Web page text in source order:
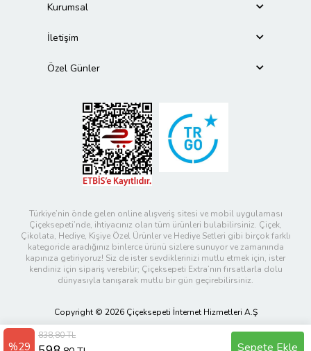
%29
838,80 TL
Sepete Ekle
Kurumsal
İletişim
Özel Günler
Türkiye’nin önde gelen online alışveriş sitesi ve mobil uygulaması
Çiçeksepeti’nde, ihtiyacınız olan tüm ürünleri bulabilirsiniz. Çiçek,
Çikolata, Hediye, Kişiye Özel Ürünler ve Hediye Setleri gibi birçok farklı
kategoride aradığınız binlerce ürünü sizlere sunuyor ve zamanında
kapınıza getiriyoruz! Siz de ister sevdiklerinizi mutlu etmek için, ister
kendiniz için sipariş verebilir; Çiçeksepeti Extra’nın fırsatlarla dolu
dünyasıyla tanışarak mutlu bir gün geçirebilirsiniz.
Copyright © 2026 Çiçeksepeti İnternet Hizmetleri A.Ş